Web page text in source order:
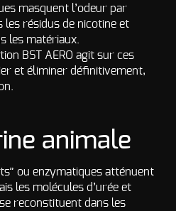
masquent l’odeur par
les résidus de nicotine et
les matériaux.
BST AERO agit sur ces
et éliminer définitivement,
animale
ou enzymatiques atténuent
les molécules d’urée et
reconstituent dans les